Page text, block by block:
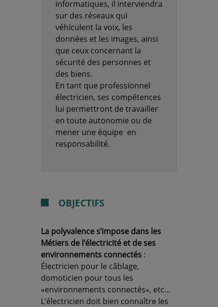
informatiques, il interviendra
sur des réseaux qui
véhiculent la voix, les
données et les images, ainsi
que ceux concernant la
sécurité des personnes et
des biens.
En tant que professionnel
électricien, ses compétences
lui permettront de travailler
en toute autonomie ou de
mener une équipe en
responsabilité.
OBJECTIFS
La polyvalence s’impose dans les
Métiers de l’électricité et de ses
environnements connectés :
Électricien pour le câblage,
domoticien pour tous les
«environnements connectés», etc…
L’électricien doit bien connaître les